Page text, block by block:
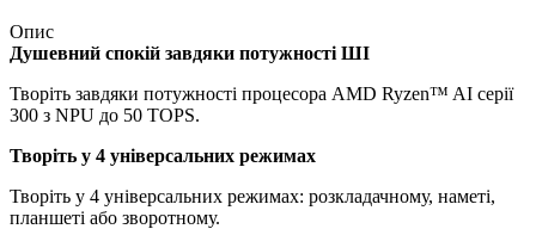
Опис
Душевний спокій завдяки потужності ШІ
Творіть завдяки потужності процесора AMD Ryzen™ AI серії
300 з NPU до 50 TOPS.
Творіть у 4 універсальних режимах
Творіть у 4 універсальних режимах: розкладачному, наметі,
планшеті або зворотному.